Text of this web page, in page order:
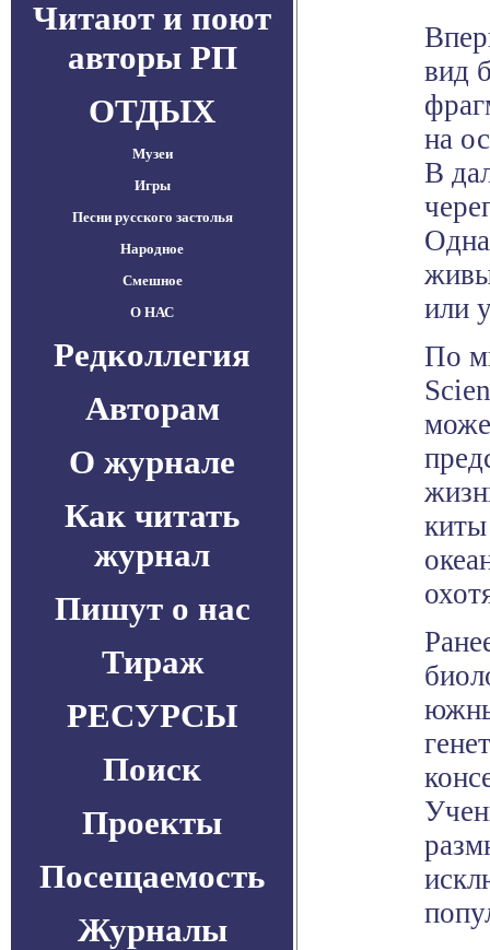
Читают и поют
авторы РП
ОТДЫХ
Музеи
Игры
Песни русского застолья
Народное
Смешное
О НАС
Редколлегия
Авторам
О журнале
Как читать
журнал
Пишут о нас
Тираж
РЕСУРСЫ
Поиск
Проекты
Посещаемость
Журналы
вид
на
В
или
По